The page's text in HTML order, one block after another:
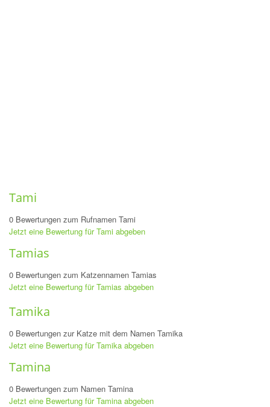
Tami
0 Bewertungen zum Rufnamen Tami
Jetzt eine Bewertung für Tami abgeben
Tamias
0 Bewertungen zum Katzennamen Tamias
Jetzt eine Bewertung für Tamias abgeben
Tamika
0 Bewertungen zur Katze mit dem Namen Tamika
Jetzt eine Bewertung für Tamika abgeben
Tamina
0 Bewertungen zum Namen Tamina
Jetzt eine Bewertung für Tamina abgeben